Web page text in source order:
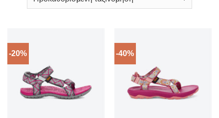
-20% -40%